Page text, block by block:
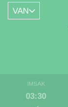
VAN
İMSAK
03:30